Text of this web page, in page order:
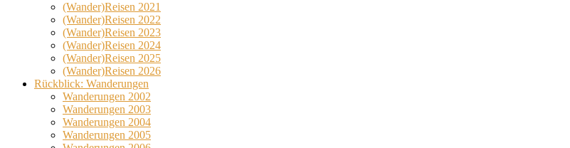
(Wander)Reisen 2021
(Wander)Reisen 2022
(Wander)Reisen 2023
(Wander)Reisen 2024
(Wander)Reisen 2025
(Wander)Reisen 2026
Rückblick: Wanderungen
Wanderungen 2002
Wanderungen 2003
Wanderungen 2004
Wanderungen 2005